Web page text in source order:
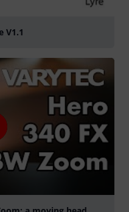
V1.1